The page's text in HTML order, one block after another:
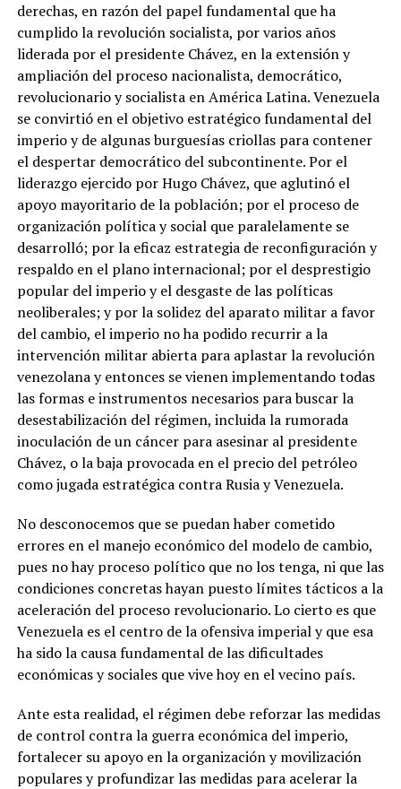
derechas, en razón del papel fundamental que ha
cumplido la revolución socialista, por varios años
liderada por el presidente Chávez, en la extensión y
ampliación del proceso nacionalista, democrático,
revolucionario y socialista en América Latina. Venezuela
se convirtió en el objetivo estratégico fundamental del
imperio y de algunas burguesías criollas para contener
el despertar democrático del subcontinente. Por el
liderazgo ejercido por Hugo Chávez, que aglutinó el
apoyo mayoritario de la población; por el proceso de
organización política y social que paralelamente se
desarrolló; por la eficaz estrategia de reconfiguración y
respaldo en el plano internacional; por el desprestigio
popular del imperio y el desgaste de las políticas
neoliberales; y por la solidez del aparato militar a favor
del cambio, el imperio no ha podido recurrir a la
intervención militar abierta para aplastar la revolución
venezolana y entonces se vienen implementando todas
las formas e instrumentos necesarios para buscar la
desestabilización del régimen, incluida la rumorada
inoculación de un cáncer para asesinar al presidente
Chávez, o la baja provocada en el precio del petróleo
como jugada estratégica contra Rusia y Venezuela.
No desconocemos que se puedan haber cometido
errores en el manejo económico del modelo de cambio,
pues no hay proceso político que no los tenga, ni que las
condiciones concretas hayan puesto límites tácticos a la
aceleración del proceso revolucionario. Lo cierto es que
Venezuela es el centro de la ofensiva imperial y que esa
ha sido la causa fundamental de las dificultades
económicas y sociales que vive hoy en el vecino país.
Ante esta realidad, el régimen debe reforzar las medidas
de control contra la guerra económica del imperio,
fortalecer su apoyo en la organización y movilización
populares y profundizar las medidas para acelerar la